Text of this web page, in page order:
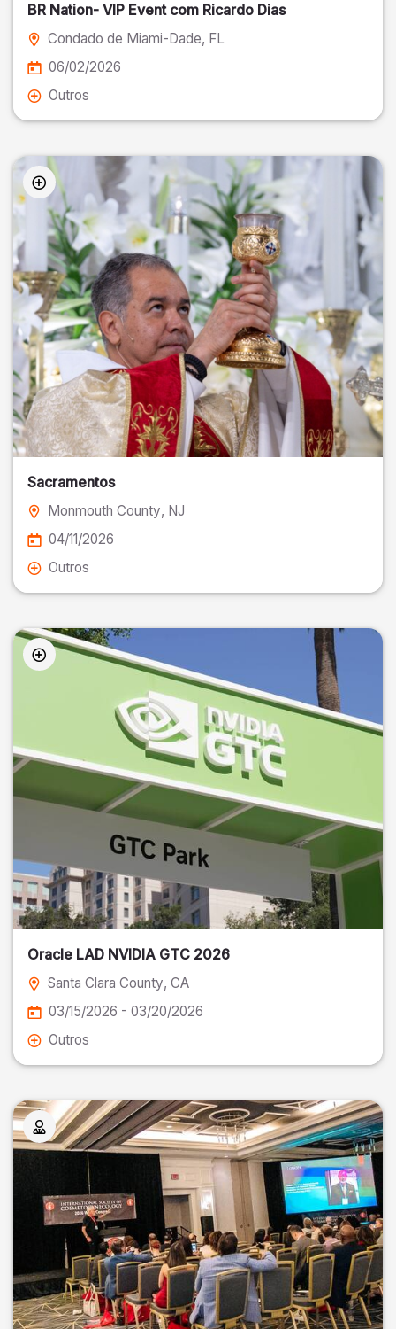
BR Nation- VIP Event com Ricardo Dias
Condado de Miami-Dade, FL
06/02/2026
Outros
Sacramentos
Monmouth County, NJ
04/11/2026
Outros
Oracle LAD NVIDIA GTC 2026
Santa Clara County, CA
03/15/2026 - 03/20/2026
Outros